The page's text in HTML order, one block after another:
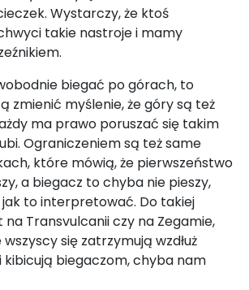
Wystarczy, że ktoś
takie nastroje i mamy
biegać po górach, to
zmienić myślenie, że góry są też
ma prawo poruszać się takim
Ograniczeniem są też same
które mówią, że pierwszeństwo
a biegacz to chyba nie pieszy,
jak to interpretować. Do takiej
na Transvulcanii czy na Zegamie,
wszyscy się zatrzymują wzdłuż
kibicują biegaczom, chyba nam